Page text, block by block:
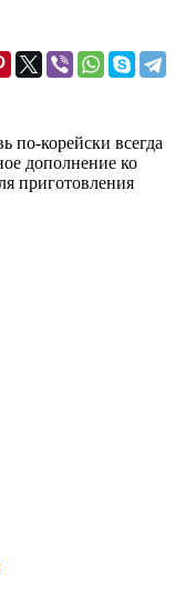
корейски всегда
дополнение ко
приготовления